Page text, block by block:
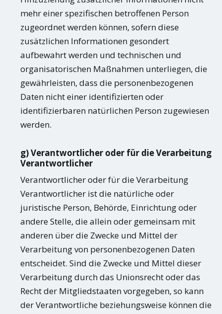
mehr einer spezifischen betroffenen Person
zugeordnet werden können, sofern diese
zusätzlichen Informationen gesondert
aufbewahrt werden und technischen und
organisatorischen Maßnahmen unterliegen, die
gewährleisten, dass die personenbezogenen
Daten nicht einer identifizierten oder
identifizierbaren natürlichen Person zugewiesen
werden.
g) Verantwortlicher oder für die Verarbeitung
Verantwortlicher
Verantwortlicher oder für die Verarbeitung
Verantwortlicher ist die natürliche oder
juristische Person, Behörde, Einrichtung oder
andere Stelle, die allein oder gemeinsam mit
anderen über die Zwecke und Mittel der
Verarbeitung von personenbezogenen Daten
entscheidet. Sind die Zwecke und Mittel dieser
Verarbeitung durch das Unionsrecht oder das
Recht der Mitgliedstaaten vorgegeben, so kann
der Verantwortliche beziehungsweise können die